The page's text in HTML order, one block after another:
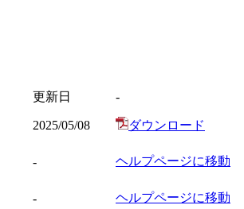
更新日
-
2025/05/08 ダウンロード
- ヘルプページに移動
- ヘルプページに移動